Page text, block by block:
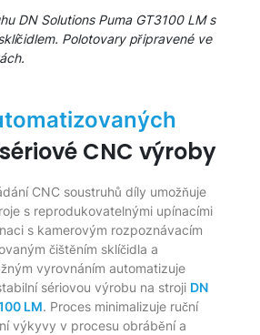
DN Solutions Puma GT3100 LM s
Polotovary připravené ve
CNC výroby
CNC soustruhů díly umožňuje
s reprodukovatelnými upínacími
s kamerovým rozpoznávacím
čištěním sklíčidla a
vyrovnáním automatizuje
sériovou výrobu na stroji DN
LM. Proces minimalizuje ruční
výkyvy v procesu obrábění a